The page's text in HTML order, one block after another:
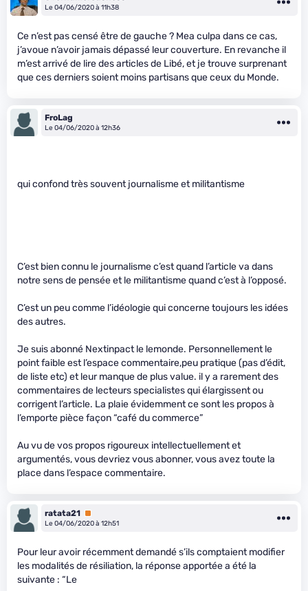
Le 04/06/2020 à 11h38
Ce n’est pas censé être de gauche ? Mea culpa dans ce cas,
j’avoue n’avoir jamais dépassé leur couverture. En revanche il
m’est arrivé de lire des articles de Libé, et je trouve surprenant
que ces derniers soient moins partisans que ceux du Monde.
FroLag
Le 04/06/2020 à 12h36
qui confond très souvent journalisme et militantisme
C’est bien connu le journalisme c’est quand l’article va dans
notre sens de pensée et le militantisme quand c’est à l’opposé.
C’est un peu comme l’idéologie qui concerne toujours les idées
des autres.
Je suis abonné Nextinpact le lemonde. Personnellement le
point faible est l’espace commentaire,peu pratique (pas d’édit,
de liste etc) et leur manque de plus value. il y a rarement des
commentaires de lecteurs specialistes qui élargissent ou
corrigent l’article. La plaie évidemment ce sont les propos à
l’emporte pièce façon “café du commerce”
Au vu de vos propos rigoureux intellectuellement et
argumentés, vous devriez vous abonner, vous avez toute la
place dans l’espace commentaire.
ratata21 Premium
Le 04/06/2020 à 12h51
Pour leur avoir récemment demandé s’ils comptaient modifier
les modalités de résiliation, la réponse apportée a été la
suivante : “Le